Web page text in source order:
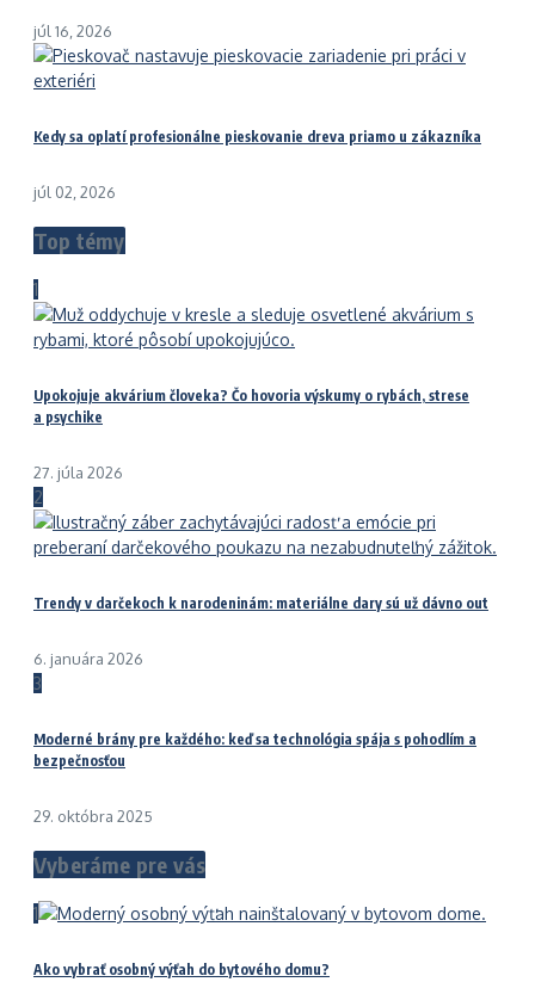
júl 16, 2026
Kedy sa oplatí profesionálne pieskovanie dreva priamo u zákazníka
júl 02, 2026
Top témy
1
Upokojuje akvárium človeka? Čo hovoria výskumy o rybách, strese
a psychike
27. júla 2026
2
Trendy v darčekoch k narodeninám: materiálne dary sú už dávno out
6. januára 2026
3
Moderné brány pre každého: keď sa technológia spája s pohodlím a
bezpečnosťou
29. októbra 2025
Vyberáme pre vás
1
Ako vybrať osobný výťah do bytového domu?